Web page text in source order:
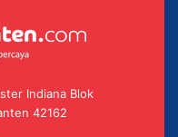
Indiana Blok
42162